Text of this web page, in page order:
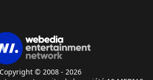
Copyright © 2008 - 2026